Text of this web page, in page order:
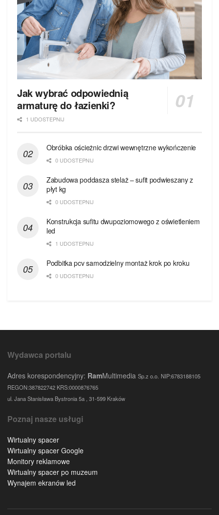
Jak wybrać odpowiednią
armaturę do łazienki?
1 UDOSTEPNIJ
Obróbka ościeżnic drzwi wewnętrzne wykończenie
0 UDOSTEPNIJ
Zabudowa poddasza stelaż – sufit podwieszany z
płyt kg
0 UDOSTEPNIJ
Konstrukcja sufitu dwupoziomowego z oświetleniem
led
1 UDOSTEPNIJ
Podbitka pcv samodzielny montaż krok po kroku
0 UDOSTEPNIJ
Wydawca portalu
Adres korespondencyjny: RamMultimedia Sp.z o.o. NIP:6783188105
REGON:387822742 KRS:0000876765
ul. Jana Stanisława Bystronia 5a , 31-599 Kraków
Poznaj nasze usługi
Wirtualny spacer
Wirtualny spacer Google
Monitory reklamowe
Wirtualny spacer po muzeum
Wynajem ekranów led